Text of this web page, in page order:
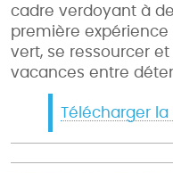
cadre verdoyant à
première
vert, se ressourcer
vacances entre
Télécharger